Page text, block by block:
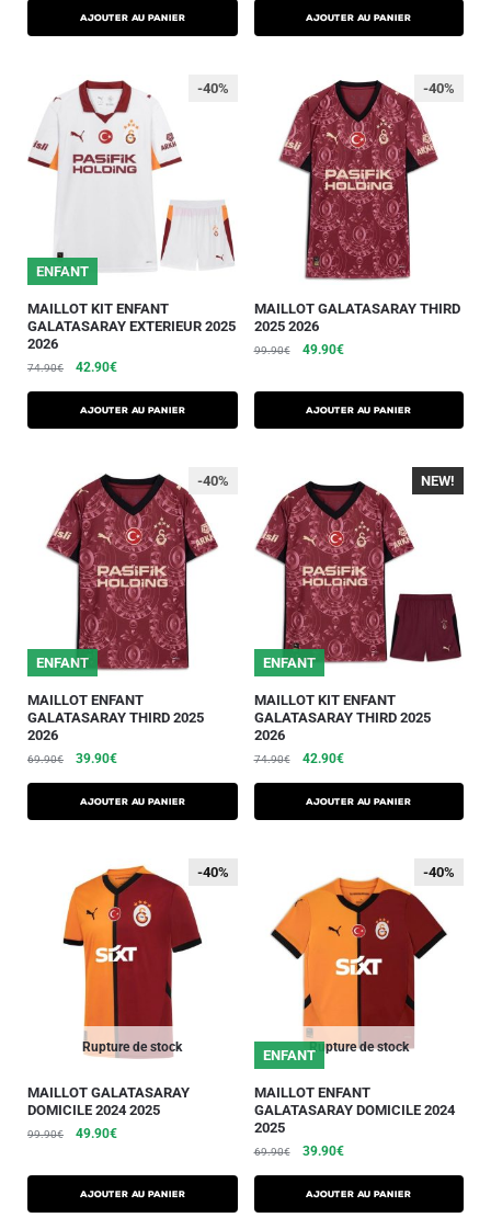
AJOUTER AU PANIER AJOUTER AU PANIER
-40%
25/26
ENFANT
MAILLOT KIT ENFANT
GALATASARAY EXTERIEUR 2025
2026
74.90€ 42.90€
AJOUTER AU PANIER
-40%
MAILLOT GALATASARAY THIRD
2025 2026
99.90€ 49.90€
AJOUTER AU PANIER
-40%
ENFANT
MAILLOT ENFANT
GALATASARAY THIRD 2025
2026
69.90€ 39.90€
AJOUTER AU PANIER
-40%
NEW!
ENFANT
MAILLOT KIT ENFANT
GALATASARAY THIRD 2025
2026
74.90€ 42.90€
AJOUTER AU PANIER
Rupture de stock
-40%
-40%
MAILLOT GALATASARAY
DOMICILE 2024 2025
99.90€ 49.90€
AJOUTER AU PANIER
Rupture de stock
-40%
ENFANT
-40%
MAILLOT ENFANT
GALATASARAY DOMICILE 2024
2025
69.90€ 39.90€
AJOUTER AU PANIER